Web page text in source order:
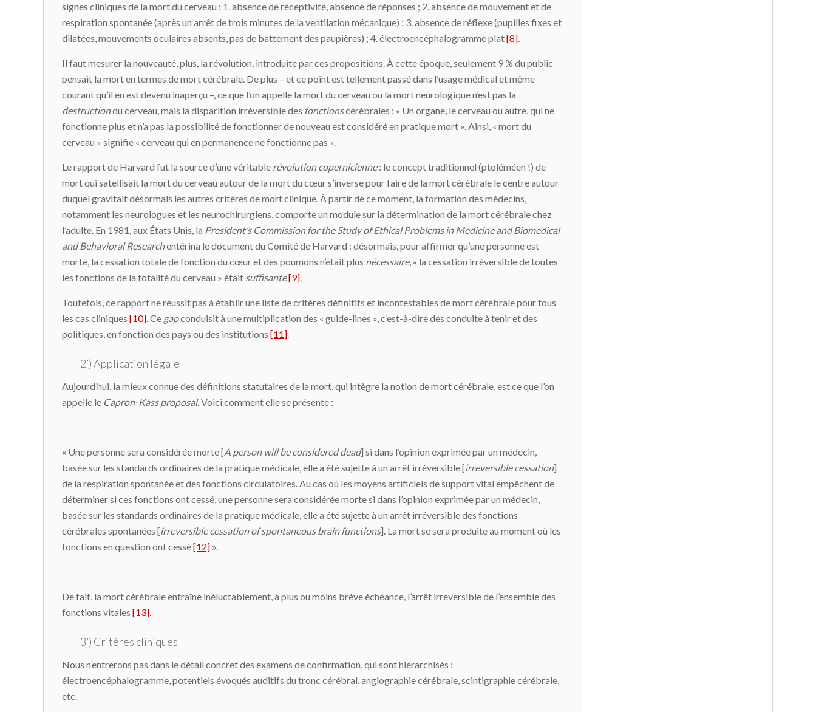
signes cliniques de la mort du cerveau : 1. absence de réceptivité, absence de réponses ; 2. absence de mouvement et de
respiration spontanée (après un arrêt de trois minutes de la ventilation mécanique) ; 3. absence de réflexe (pupilles fixes et
dilatées, mouvements oculaires absents, pas de battement des paupières) ; 4. électroencéphalogramme plat[8].
Il faut mesurer la nouveauté, plus, la révolution, introduite par ces propositions. À cette époque, seulement 9 % du public
pensait la mort en termes de mort cérébrale. De plus – et ce point est tellement passé dans l’usage médical et même
courant qu’il en est devenu inaperçu –, ce que l’on appelle la mort du cerveau ou la mort neurologique n’est pas la
destructiondu cerveau, mais la disparition irréversible des fonctionscérébrales : « Un organe, le cerveau ou autre, qui ne
fonctionne plus et n’a pas la possibilité de fonctionner de nouveau est considéré en pratique mort ». Ainsi, « mort du
cerveau » signifie « cerveau qui en permanence ne fonctionne pas ».
Le rapport de Harvard fut la source d’une véritable révolution copernicienne: le concept traditionnel (ptoléméen !) de
mort qui satellisait la mort du cerveau autour de la mort du cœur s’inverse pour faire de la mort cérébrale le centre autour
duquel gravitait désormais les autres critères de mort clinique. À partir de ce moment, la formation des médecins,
notamment les neurologues et les neurochirurgiens, comporte un module sur la détermination de la mort cérébrale chez
l’adulte. En 1981, aux États Unis, la President’s Commission for the Study of Ethical Problems in Medicine and Biomedical
and Behavioral Researchentérina le document du Comité de Harvard : désormais, pour affirmer qu’une personne est
morte, la cessation totale de fonction du cœur et des poumons n’était plus nécessaire, « la cessation irréversible de toutes
les fonctions de la totalité du cerveau » était suffisante[9].
Toutefois, ce rapport ne réussit pas à établir une liste de critères définitifs et incontestables de mort cérébrale pour tous
les cas cliniques [10]. Ce gapconduisit à une multiplication des « guide-lines », c’est-à-dire des conduite à tenir et des
politiques, en fonction des pays ou des institutions [11].
2’) Application légale
Aujourd’hui, la mieux connue des définitions statutaires de la mort, qui intègre la notion de mort cérébrale, est ce que l’on
appelle le Capron-Kass proposal. Voici comment elle se présente :
« Une personne sera considérée morte [A person will be considered dead] si dans l’opinion exprimée par un médecin,
basée sur les standards ordinaires de la pratique médicale, elle a été sujette à un arrêt irréversible [irreversible cessation]
de la respiration spontanée et des fonctions circulatoires. Au cas où les moyens artificiels de support vital empêchent de
déterminer si ces fonctions ont cessé, une personne sera considérée morte si dans l’opinion exprimée par un médecin,
basée sur les standards ordinaires de la pratique médicale, elle a été sujette à un arrêt irréversible des fonctions
cérébrales spontanées [irreversible cessation of spontaneous brain functions]. La mort se sera produite au moment où les
fonctions en question ont cessé[12] ».
De fait, la mort cérébrale entraîne inéluctablement, à plus ou moins brève échéance, l’arrêt irréversible de l’ensemble des
fonctions vitales [13].
3’) Critères cliniques
Nous n’entrerons pas dans le détail concret des examens de confirmation, qui sont hiérarchisés :
électroencéphalogramme, potentiels évoqués auditifs du tronc cérébral, angiographie cérébrale, scintigraphie cérébrale,
etc.